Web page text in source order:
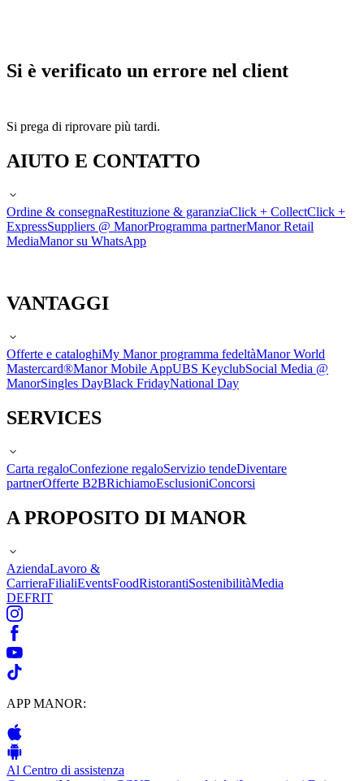
Si è verificato un errore nel client
Si prega di riprovare più tardi.
AIUTO E CONTATTO
Ordine & consegnaRestituzione & garanziaClick + CollectClick +
ExpressSuppliers @ ManorProgramma partnerManor Retail
MediaManor su WhatsApp
VANTAGGI
Offerte e cataloghiMy Manor programma fedeltàManor World
Mastercard®Manor Mobile AppUBS KeyclubSocial Media @
ManorSingles DayBlack FridayNational Day
SERVICES
Carta regaloConfezione regaloServizio tendeDiventare
partnerOfferte B2BRichiamoEsclusioniConcorsi
A PROPOSITO DI MANOR
AziendaLavoro &
CarrieraFilialiEventsFoodRistorantiSostenibilitàMedia
DEFRIT
APP MANOR:
Al Centro di assistenza